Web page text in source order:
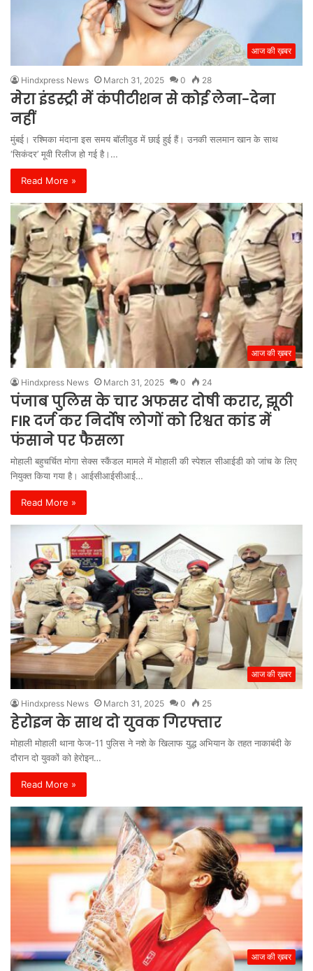
आज की ख़बर
Hindxpress News March 31, 2025 0 28
मेरा इंडस्ट्री में कंपीटीशन से कोई लेना-देना
नहीं
मुंबई। रश्मिका मंदाना इस समय बॉलीवुड में छाई हुई हैं। उनकी सलमान खान के साथ
‘सिकंदर’ मूवी रिलीज हो गई है।…
Read More »
आज की ख़बर
Hindxpress News March 31, 2025 0 24
पंजाब पुलिस के चार अफसर दोषी करार, झूठी
FIR दर्ज कर निर्दोष लोगों को रिश्वत कांड में
फंसाने पर फैसला
मोहाली बहुचर्चित मोगा सेक्स स्कैंडल मामले में मोहाली की स्पेशल सीआईडी को जांच के लिए
नियुक्त किया गया है। आईसीआईसीआई…
Read More »
आज की ख़बर
Hindxpress News March 31, 2025 0 25
हेरोइन के साथ दो युवक गिरफ्तार
मोहाली मोहाली थाना फेज-11 पुलिस ने नशे के खिलाफ युद्ध अभियान के तहत नाकाबंदी के
दौरान दो युवकों को हेरोइन…
Read More »
आज की ख़बर